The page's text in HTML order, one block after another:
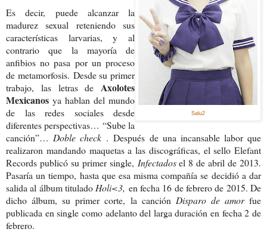
Salu2
Es decir, puede alcanzar la
madurez sexual reteniendo sus
características larvarias, y al
contrario que la mayoría de
anfibios no pasa por un proceso
de metamorfosis. Desde su primer
trabajo, las letras de Axolotes
Mexicanos ya hablan del mundo
de las redes sociales desde
diferentes perspectivas… “Sube la
canción”… Doble check .Después de una incansable labor que
realizaron mandando maquetas a las discográficas, el sello Elefant
Records publicó su primer single, Infectadosel 8 de abril de 2013.
Pasaría un tiempo, hasta que esa misma compañía se decidió a dar
salida al álbum titulado Holi<3, en fecha 16 de febrero de 2015. De
dicho álbum, su primer corte, la canción Disparo de amorfue
publicada en single como adelanto del larga duración en fecha 2 de
febrero.